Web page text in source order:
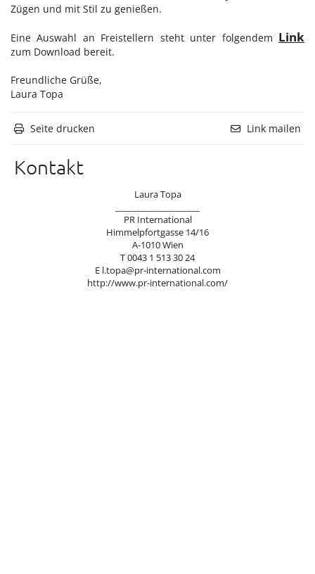
Lenz M. Moser Wine Affairs
Gina Drewes
ATTIÈL
Austrian Fashion Awards 2025
Zügen und mit Stil zu genießen.
Eine Auswahl an Freistellern steht unter folgendem Link
zum Download bereit.
Freundliche Grüße,
Laura Topa
Seite drucken Link mailen
Kontakt
Laura Topa
PR International
Himmelpfortgasse 14/16
A-1010 Wien
T 0043 1 513 30 24
E l.topa@pr-international.com
http://www.pr-international.com/